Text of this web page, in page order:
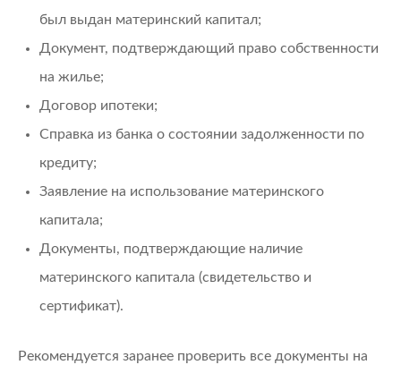
был выдан материнский капитал;
Документ, подтверждающий право собственности
на жилье;
Договор ипотеки;
Справка из банка о состоянии задолженности по
кредиту;
Заявление на использование материнского
капитала;
Документы, подтверждающие наличие
материнского капитала (свидетельство и
сертификат).
Рекомендуется заранее проверить все документы на